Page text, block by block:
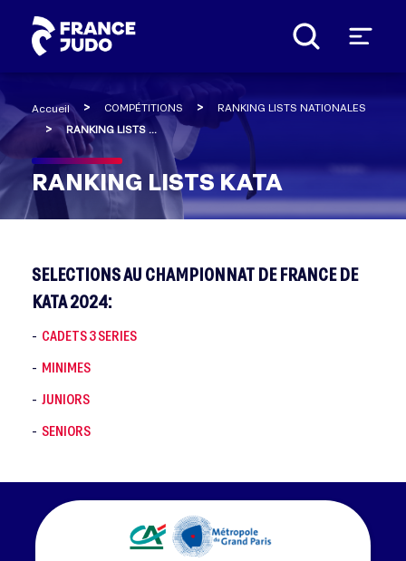
Accueil COMPÉTITIONS
RANKING LISTS NATIONALES
RANKING LISTS KATA
SELECTIONS AU CHAMPIONNAT DE FRANCE DE
KATA 2024:
- CADETS 3 SERIES
- MINIMES
- JUNIORS
- SENIORS